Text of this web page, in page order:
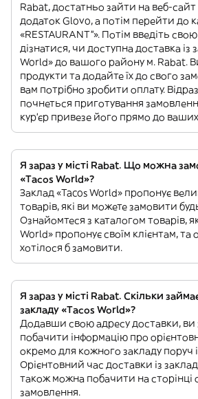
Rabat, достатньо зайти на веб-сайт
додаток Glovo, а потім перейти до
«RESTAURANT”». Потім введіть
дізнатися, чи доступна доставка із
World» до вашого району м. Rabat.
продукти та додайте їх до свого
вам потрібно зробити оплату.
почнеться приготування
кур'єр привезе його прямо до
Я зараз у місті Rabat. Що можна
«Tacos World»?
Заклад «Tacos World» пропонує
товарів, які ви можете замовити
Ознайомтеся з каталогом товарів,
World» пропонує своїм клієнтам, та
хотілося б замовити.
Я зараз у місті Rabat. Скільки
закладу «Tacos World»?
Додавши свою адресу доставки, ви
побачити інформацію про
окремо для кожного закладу поруч
Орієнтовний час доставки із
також можна побачити на сторінці
замовлення.